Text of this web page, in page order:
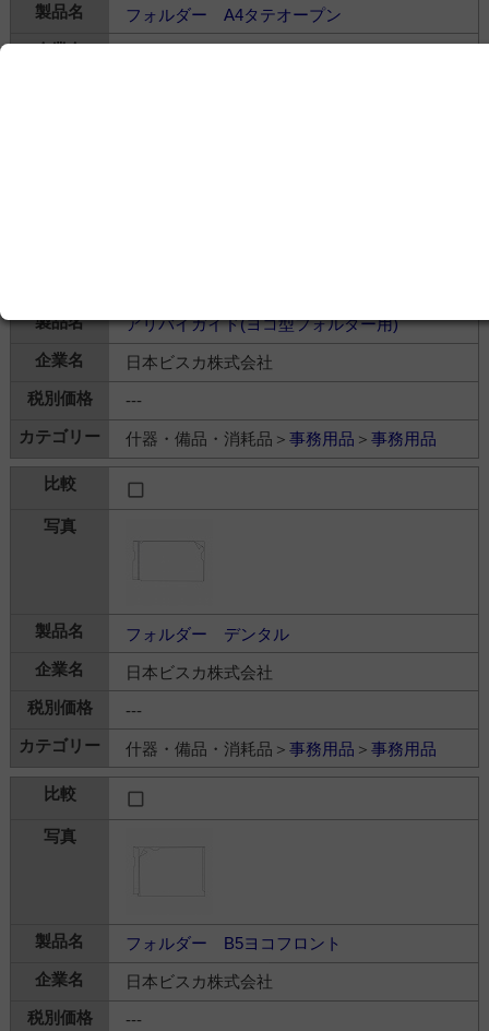
フォルダー A4タテオープン
アリバイガイド(ヨコ型フォルダー用)
日本ビスカ株式会社
---
什器・備品・消耗品＞ 事務用品 ＞ 事務用品
フォルダー デンタル
日本ビスカ株式会社
---
什器・備品・消耗品＞ 事務用品 ＞ 事務用品
フォルダー B5ヨコフロント
日本ビスカ株式会社
---